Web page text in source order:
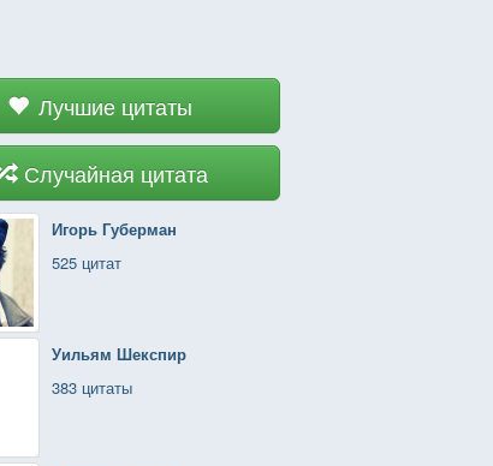
Лучшие цитаты
Случайная цитата
Игорь Губерман
525 цитат
Уильям Шекспир
383 цитаты